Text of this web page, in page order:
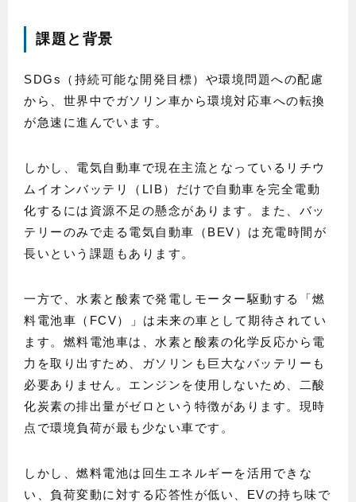
課題と背景
SDGs（持続可能な開発目標）や環境問題への配慮
から、世界中でガソリン車から環境対応車への転換
が急速に進んでいます。
しかし、電気自動車で現在主流となっているリチウ
ムイオンバッテリ（LIB）だけで自動車を完全電動
化するには資源不足の懸念があります。また、バッ
テリーのみで走る電気自動車（BEV）は充電時間が
長いという課題もあります。
一方で、水素と酸素で発電しモーター駆動する「燃
料電池車（FCV）」は未来の車として期待されてい
ます。燃料電池車は、水素と酸素の化学反応から電
力を取り出すため、ガソリンも巨大なバッテリーも
必要ありません。エンジンを使用しないため、二酸
化炭素の排出量がゼロという特徴があります。現時
点で環境負荷が最も少ない車です。
しかし、燃料電池は回生エネルギーを活用できな
い、負荷変動に対する応答性が低い、EVの持ち味で